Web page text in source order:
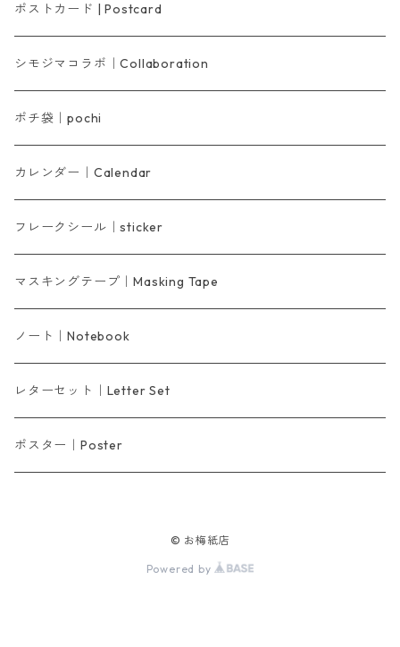
ポストカード | Postcard
シモジマコラボ｜Collaboration
ポチ袋｜pochi
カレンダー｜Calendar
フレークシール｜sticker
マスキングテープ｜Masking Tape
ノート｜Notebook
レターセット｜Letter Set
ポスター｜Poster
© お梅紙店
Powered by